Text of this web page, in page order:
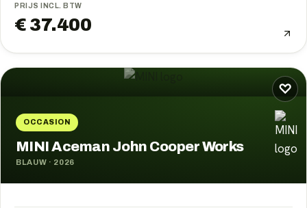
PRIJS INCL. BTW
€ 37.400
♡
OCCASION
MINI Aceman John Cooper Works
BLAUW · 2026